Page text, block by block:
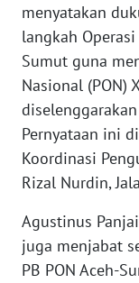
menyatakan
langkah
Sumut guna
Nasional (PON)
Pernyataan ini
Koordinasi
Rizal Nurdin,
Agustinus
juga menjabat
PB PON Aceh-
MEDIA
SIBER
REDAKSI
KARIR
DISCLAIMER
Wahana
News
Regional